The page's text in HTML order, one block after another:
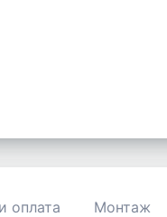
оплата Монтаж